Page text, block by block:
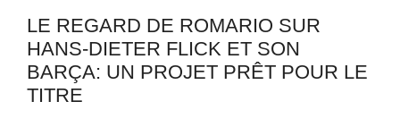
LE REGARD DE ROMARIO SUR
HANS-DIETER FLICK ET SON
BARÇA: UN PROJET PRÊT POUR LE
TITRE